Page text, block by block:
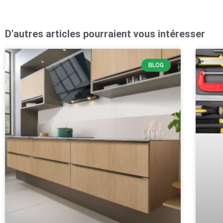
D'autres articles pourraient vous intéresser
BLOG